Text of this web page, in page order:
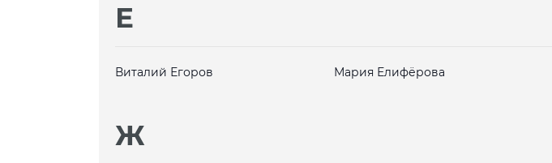
Е
Виталий Егоров Мария Елифёрова
Ж